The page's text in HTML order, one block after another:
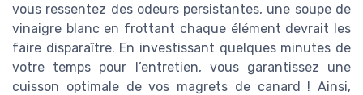
vous ressentez des odeurs persistantes, une soupe de
vinaigre blanc en frottant chaque élément devrait les
faire disparaître. En investissant quelques minutes de
votre temps pour l’entretien, vous garantissez une
cuisson optimale de vos magrets de canard ! Ainsi,